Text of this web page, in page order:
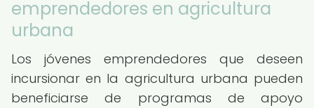
emprendedores en agricultura
urbana
Los jóvenes emprendedores que deseen
incursionar en la agricultura urbana pueden
beneficiarse de programas de apoyo